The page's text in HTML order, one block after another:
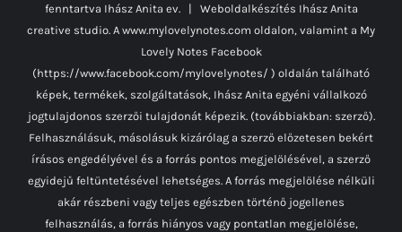
fenntartva Ihász Anita ev. | Weboldalkészítés Ihász Anita
creative studio. A www.mylovelynotes.com oldalon, valamint a My
Lovely Notes Facebook
(https://www.facebook.com/mylovelynotes/ ) oldalán található
képek, termékek, szolgáltatások, Ihász Anita egyéni vállalkozó
jogtulajdonos szerzői tulajdonát képezik. (továbbiakban: szerző).
Felhasználásuk, másolásuk kizárólag a szerző előzetesen bekért
írásos engedélyével és a forrás pontos megjelölésével, a szerző
egyidejű feltüntetésével lehetséges. A forrás megjelölése nélküli
akár részbeni vagy teljes egészben történő jogellenes
felhasználás, a forrás hiányos vagy pontatlan megjelölése,